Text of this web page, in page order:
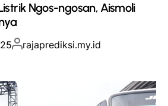
Ngos-ngosan, Aismoli
Posted
rajaprediksi.my.id